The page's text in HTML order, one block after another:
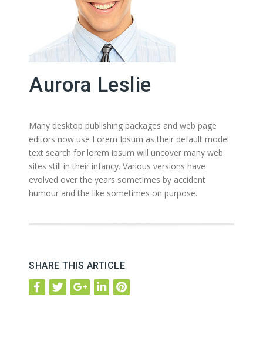
Aurora Leslie
Many desktop publishing packages and web page
editors now use Lorem Ipsum as their default model
text search for lorem ipsum will uncover many web
sites still in their infancy. Various versions have
evolved over the years sometimes by accident
humour and the like sometimes on purpose.
SHARE THIS ARTICLE